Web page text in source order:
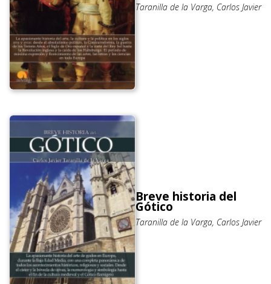
Taranilla de la Varga, Carlos Javier
Breve historia del
Gótico
Taranilla de la Varga, Carlos Javier